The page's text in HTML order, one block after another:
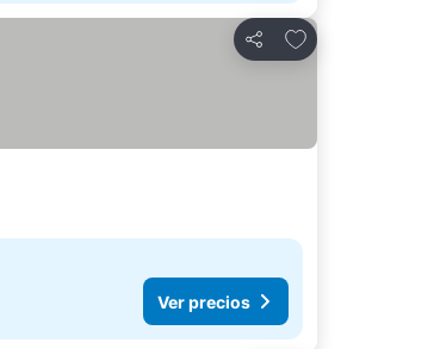
Compartir
Añadir a favoritos
Ver precios